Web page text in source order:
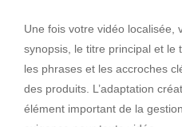
Une fois votre vidéo localisée,
synopsis, le titre principal et le
les phrases et les accroches
des produits. L’adaptation
élément important de la